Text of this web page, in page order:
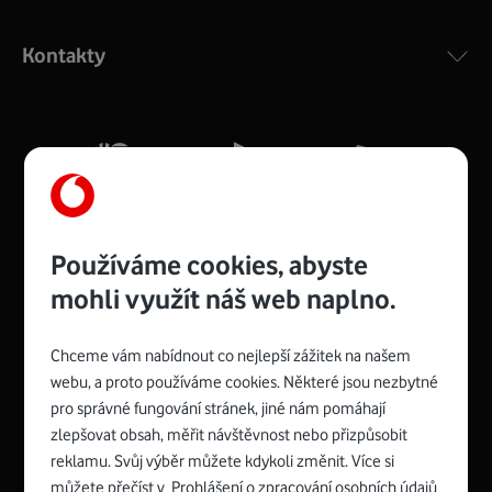
silný signál pro celou domácnost. Kompaktní rozměry 21
Více o COMPAL CH7465VF
Zyxel VMG8623-T50B:
Rozměry modemu jsou 16 x 22 x 7,5 cm (včetně stojánku)
a nabízí 4 gigabitové LAN porty a bezdrátové připojení Wi-
Spojte se s Vodafonem
Kontakty
Používáme cookies, abyste
mohli využít náš web naplno.
Chceme vám nabídnout co nejlepší zážitek na našem
webu, a proto používáme cookies. Některé jsou nezbytné
pro správné fungování stránek, jiné nám pomáhají
zlepšovat obsah, měřit návštěvnost nebo přizpůsobit
reklamu. Svůj výběr můžete kdykoli změnit. Více si
můžete přečíst v Prohlášení o zpracování osobních údajů